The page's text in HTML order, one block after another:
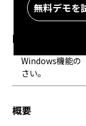
無料デモを
回答
Windows機能の
さい。
概要